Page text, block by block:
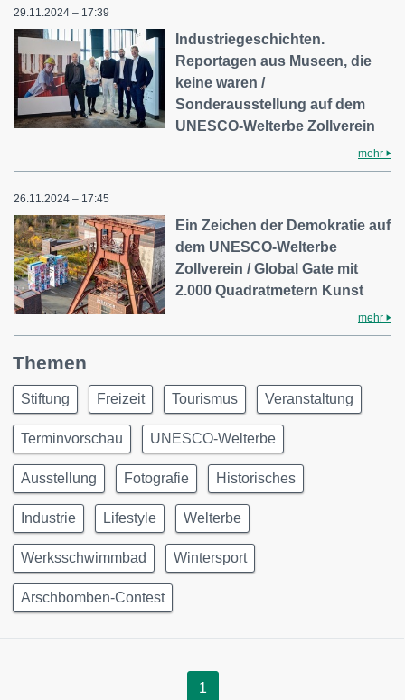
29.11.2024 – 17:39
Industriegeschichten.
Reportagen aus Museen, die
keine waren /
Sonderausstellung auf dem
UNESCO-Welterbe Zollverein
mehr
26.11.2024 – 17:45
Ein Zeichen der Demokratie auf
dem UNESCO-Welterbe
Zollverein / Global Gate mit
2.000 Quadratmetern Kunst
mehr
Themen
Stiftung Freizeit Tourismus Veranstaltung
Terminvorschau UNESCO-Welterbe
Ausstellung Fotografie Historisches
Industrie Lifestyle Welterbe
Werksschwimmbad Wintersport
Arschbomben-Contest
1